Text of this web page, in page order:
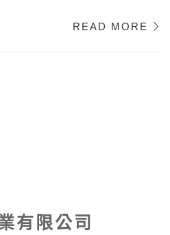
計獎項，旨在表彰卓越的創
計促進品牌價值和產品創
READ MORE
有限公司